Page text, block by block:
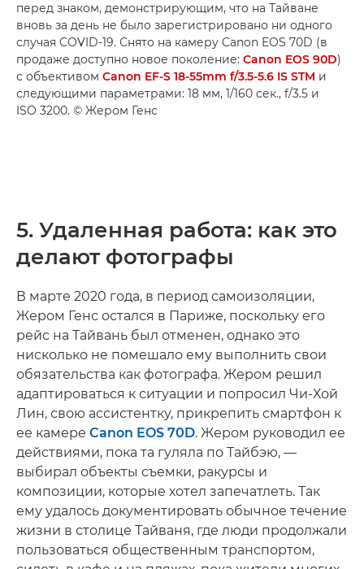
перед знаком, демонстрирующим, что на Тайване
вновь за день не было зарегистрировано ни одного
случая COVID-19. Снято на камеру Canon EOS 70D (в
продаже доступно новое поколение: Canon EOS 90D)
с объективом Canon EF-S 18-55mm f/3.5-5.6 IS STM и
следующими параметрами: 18 мм, 1/160 сек., f/3.5 и
ISO 3200. © Жером Генс
5. Удаленная работа: как это
делают фотографы
В марте 2020 года, в период самоизоляции,
Жером Генс остался в Париже, поскольку его
рейс на Тайвань был отменен, однако это
нисколько не помешало ему выполнить свои
обязательства как фотографа. Жером решил
адаптироваться к ситуации и попросил Чи-Хой
Лин, свою ассистентку, прикрепить смартфон к
ее камере Canon EOS 70D. Жером руководил ее
действиями, пока та гуляла по Тайбэю, —
выбирал объекты съемки, ракурсы и
композиции, которые хотел запечатлеть. Так
ему удалось документировать обычное течение
жизни в столице Тайваня, где люди продолжали
пользоваться общественным транспортом,